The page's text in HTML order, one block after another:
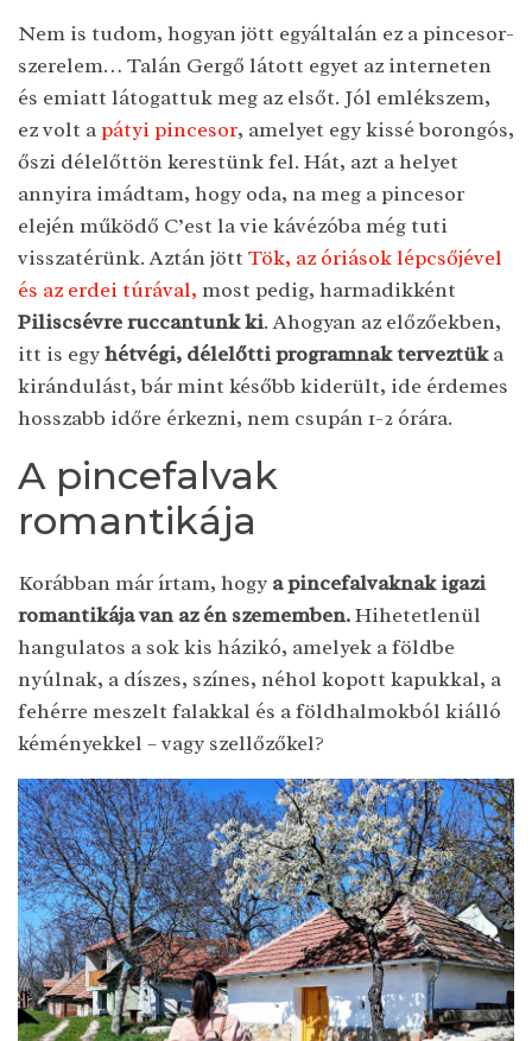
Nem is tudom, hogyan jött egyáltalán ez a pincesor-
szerelem… Talán Gergő látott egyet az interneten
és emiatt látogattuk meg az elsőt. Jól emlékszem,
ez volt apátyi pincesor, amelyet egy kissé borongós,
őszi délelőttön kerestünk fel. Hát, azt a helyet
annyira imádtam, hogy oda, na meg a pincesor
elején működő C’est la vie kávézóba még tuti
visszatérünk. Aztán jött Tök, az óriások lépcsőjével
és az erdei túrával, most pedig, harmadikként
Piliscsévre ruccantunk ki. Ahogyan az előzőekben,
itt is egyhétvégi, délelőtti programnak terveztüka
kirándulást, bár mint később kiderült, ide érdemes
hosszabb időre érkezni, nem csupán 1-2 órára.
A pincefalvak
romantikája
Korábban már írtam, hogy a pincefalvaknak igazi
romantikája van az én szememben.Hihetetlenül
hangulatos a sok kis házikó, amelyek a földbe
nyúlnak, a díszes, színes, néhol kopott kapukkal, a
fehérre meszelt falakkal és a földhalmokból kiálló
kéményekkel – vagy szellőzőkel?